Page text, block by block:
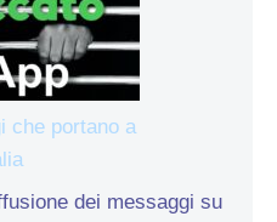
che portano a
dei messaggi su